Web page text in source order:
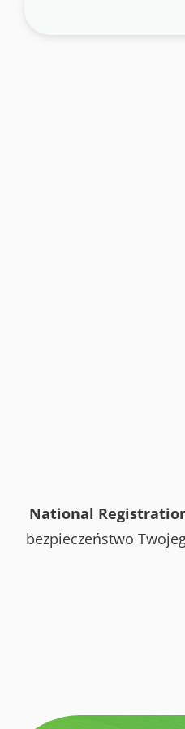
National
bezpieczeństwo